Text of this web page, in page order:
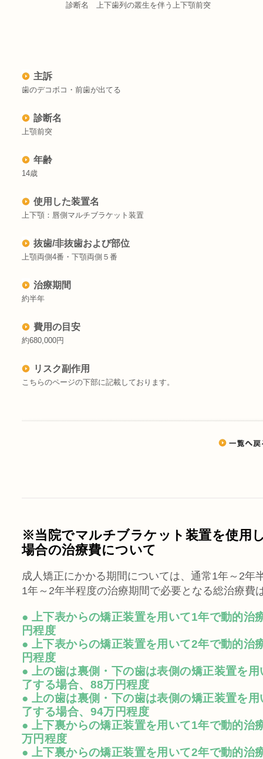
診断名 上下歯列の叢生を伴う上下顎前突
主訴
歯のデコボコ・前歯が出てる
診断名
上顎前突
年齢
14歳
使用した装置名
上下顎：唇側マルチブラケット装置
抜歯/非抜歯および部位
上顎両側4番・下顎両側５番
治療期間
約半年
費用の目安
約680,000円
リスク副作用
こちらのページの下部に記載しております。
※当院でマルチブラケット装置を使用
場合の治療費について
成人矯正にかかる期間については、通常1年～2年
1年～2年半程度の治療期間で必要となる総治療費
● 上下表からの矯正装置を用いて1年で動的治
円程度
● 上下表からの矯正装置を用いて2年で動的治
円程度
● 上の歯は裏側・下の歯は表側の矯正装置を
了する場合、88万円程度
● 上の歯は裏側・下の歯は表側の矯正装置を
了する場合、94万円程度
● 上下裏からの矯正装置を用いて1年で動的治
万円程度
● 上下裏からの矯正装置を用いて2年で動的治